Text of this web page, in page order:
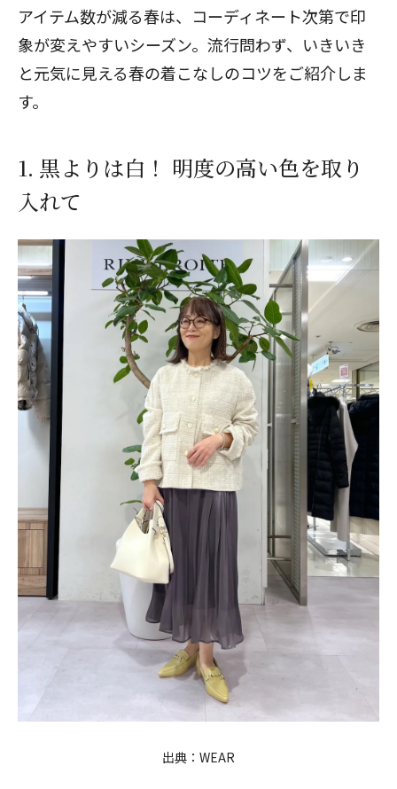
アイテム数が減る春は、コーディネート次第で印
象が変えやすいシーズン。流行問わず、いきいき
と元気に見える春の着こなしのコツをご紹介しま
す。
1. 黒よりは白！ 明度の高い色を取り
入れて
出典： WEAR